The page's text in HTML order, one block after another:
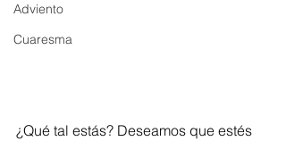
Adviento
Cuaresma
¿Qué tal estás? Deseamos que estés